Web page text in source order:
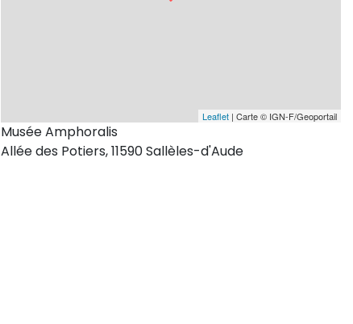
Leaflet | Carte © IGN-F/Geoportail
Musée Amphoralis
Allée des Potiers, 11590 Sallèles-d'Aude